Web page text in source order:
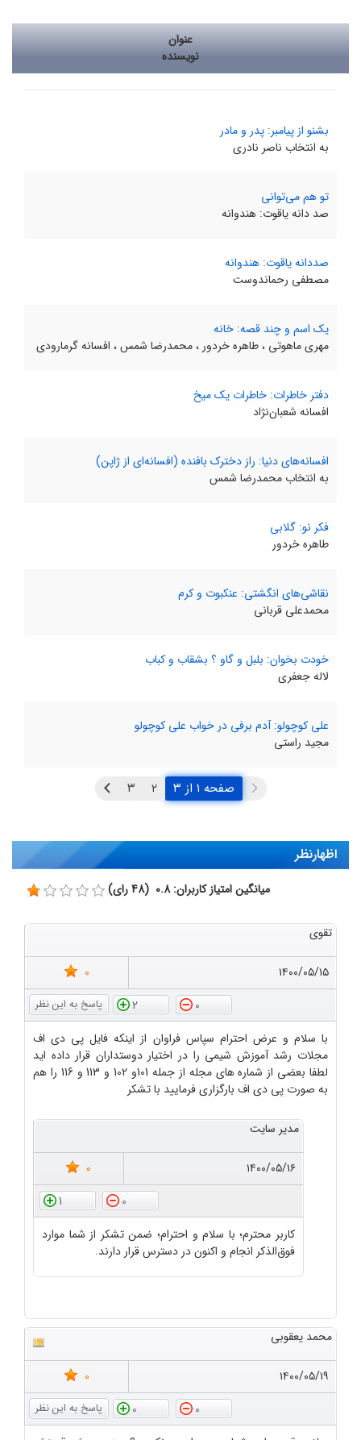
عنوان
نویسنده
بشنو از پیامبر: پدر و مادر
به انتخاب ناصر نادری
تو هم می‌توانی
صد دانه یاقوت: هندوانه
صددانه یاقوت: هندوانه
مصطفی رحماندوست
یک اسم و چند قصه: خانه
مهری ماهوتی ، طاهره خردور ، محمدرضا شمس ، افسانه گرمارودی
دفتر خاطرات: خاطرات یک میخ
افسانه شعبان‌نژاد
افسانه‌های دنیا: راز دخترک بافنده (افسانه‌ای از ژاپن)
به انتخاب محمدرضا شمس
فکر نو: گلابی
طاهره خردور
نقاشی‌های انگشتی: عنکبوت و کرم
محمدعلی قربانی
خودت بخوان: بلبل و گاو ؟ بشقاب و کباب
لاله جعفری
علی کوچولو: آدم برفی در خواب علی‌ کوچولو
مجید راستی
صفحه ۱ از ۳
اظهارنظر
میانگین امتیاز کاربران: 0.8 (48 رای)
تقوی
۱۴۰۰/۰۵/۱۵
0
0
2
با سلام و عرض احترام سپاس فراوان از اینکه فایل پی دی اف
مجلات رشد آموزش شیمی را در اختیار دوستداران قرار داده اید
لطفا بعضی از شماره های مجله از جمله 101و 102 و 113 و 116 را هم
به صورت پی دی اف بارگزاری فرمایید با تشکر
مدیر سایت
۱۴۰۰/۰۵/۱۶
0
0
1
کاربر محترم؛ با سلام و احترام؛ ضمن تشکر از شما موارد
فوق‌الذکر انجام و اکنون در دسترس قرار دارند.
محمد یعقوبی
۱۴۰۰/۰۵/۱۹
0
0
0